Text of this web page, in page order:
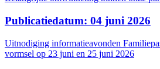
Publicatiedatum: 04 juni 2026
Uitnodiging informatieavonden
vormsel op 23 juni en 25 juni 2026